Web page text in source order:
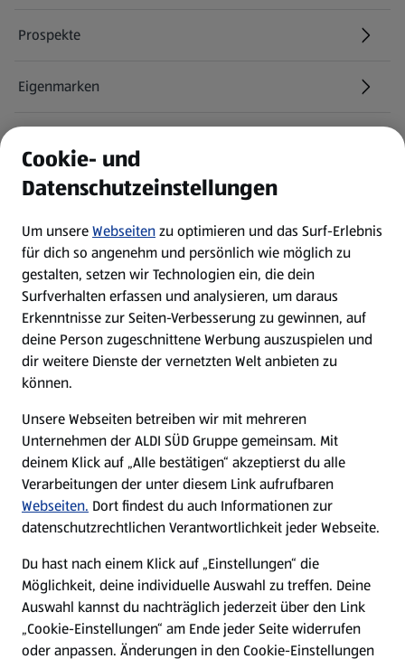
Prospekte
Eigenmarken
Newsletter
WhatsApp
Über ALDI SÜD
Filialen
Nachhaltigkeit
Karriere
Presse
Hilfe & Kontakt
(öffnet in einem neuen Tab)
Cookie- und
Datenschutzeinstellungen
Um unsereWebseitenzu optimieren und das Surf-Erlebnis
für dich so angenehm und persönlich wie möglich zu
gestalten, setzen wir Technologien ein, die dein
Surfverhalten erfassen und analysieren, um daraus
Erkenntnisse zur Seiten-Verbesserung zu gewinnen, auf
deine Person zugeschnittene Werbung auszuspielen und
dir weitere Dienste der vernetzten Welt anbieten zu
können.
Unsere Webseiten betreiben wir mit mehreren
Unternehmen der ALDI SÜD Gruppe gemeinsam. Mit
deinem Klick auf „Alle bestätigen“ akzeptierst du alle
Verarbeitungen der unter diesem Link aufrufbaren
Webseiten. Dort findest du auch Informationen zur
datenschutzrechtlichen Verantwortlichkeit jeder Webseite.
Du hast nach einem Klick auf „Einstellungen“ die
Möglichkeit, deine individuelle Auswahl zu treffen. Deine
Auswahl kannst du nachträglich jederzeit über den Link
„Cookie-Einstellungen“ am Ende jeder Seite widerrufen
oder anpassen. Änderungen in den Cookie-Einstellungen